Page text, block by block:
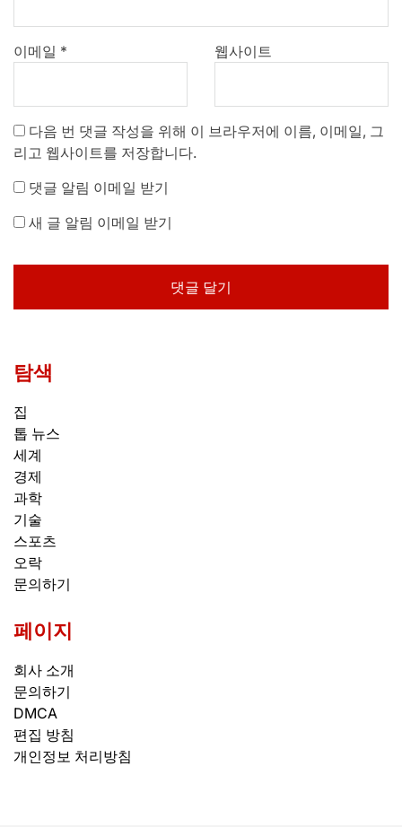
이메일 * 웹사이트
다음 번 댓글 작성을 위해 이 브라우저에 이름, 이메일, 그
리고 웹사이트를 저장합니다.
댓글 알림 이메일 받기
새 글 알림 이메일 받기
탐색
집
톱 뉴스
세계
경제
과학
기술
스포츠
오락
문의하기
페이지
회사 소개
문의하기
DMCA
편집 방침
개인정보 처리방침